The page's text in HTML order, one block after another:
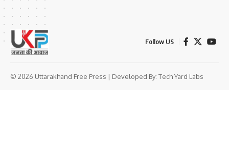
Follow US
© 2026 Uttarakhand Free Press | Developed By: Tech Yard Labs